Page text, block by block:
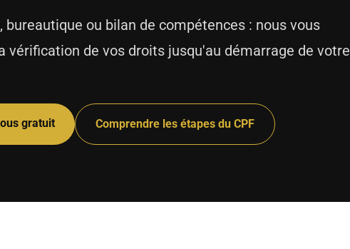
bureautique ou bilan de compétences : nous vous
vérification de vos droits jusqu'au démarrage de votre
gratuit Comprendre les étapes du CPF